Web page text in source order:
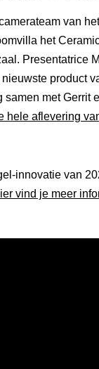
van
het
Presentatrice
product
samen met Gerrit
hele aflevering
innovatie van
vind je meer